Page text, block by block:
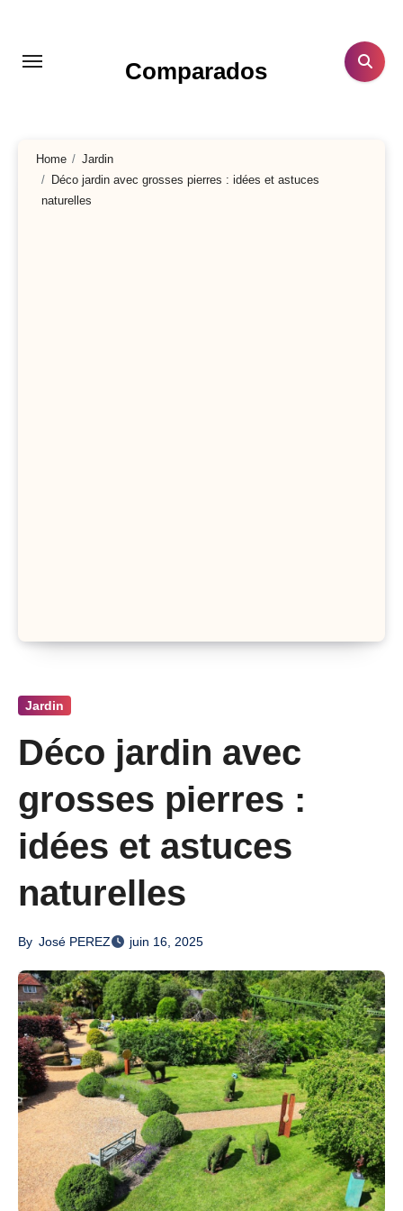
contenu
Comparados
Home
Jardin
Déco jardin avec grosses pierres : idées et astuces
naturelles
Jardin
Déco jardin avec
grosses pierres :
idées et astuces
naturelles
By José PEREZ juin 16, 2025